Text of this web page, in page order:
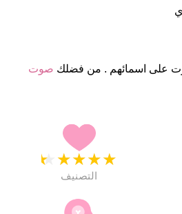
صوت
★
★
★
★
★
التصنيف